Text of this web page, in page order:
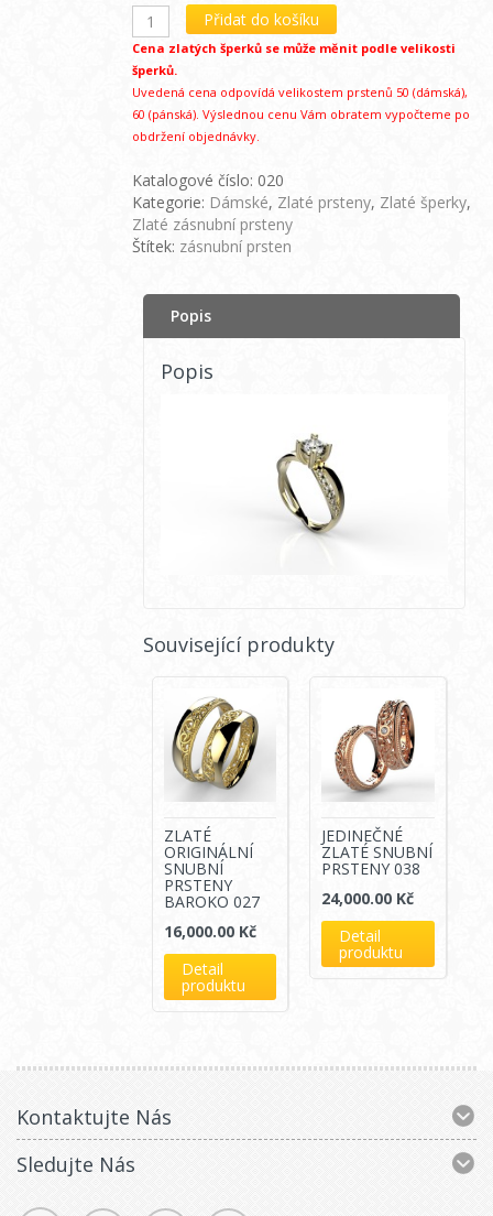
Přidat do košíku
Cena zlatých šperků se může měnit podle velikosti
šperků.
Uvedená cena odpovídá velikostem prstenů 50 (dámská),
60 (pánská). Výslednou cenu Vám obratem vypočteme po
obdržení objednávky.
Katalogové číslo: 020
Kategorie: Dámské, Zlaté prsteny, Zlaté šperky,
Zlaté zásnubní prsteny
Štítek: zásnubní prsten
Popis
Popis
Související produkty
ZLATÉ
ORIGINÁLNÍ
SNUBNÍ
PRSTENY
BAROKO 027
16,000.00 Kč
Detail
produktu
JEDINEČNÉ
ZLATÉ SNUBNÍ
PRSTENY 038
24,000.00 Kč
Detail
produktu
Kontaktujte Nás
Sledujte Nás